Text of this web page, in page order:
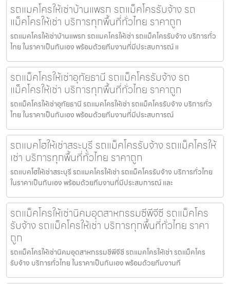
รถแมคโครให้เช่าบ้านแพรก รถแม็คโครรับจ้าง รถ
แม็คโครให้เช่า บริการทุกพื้นที่ทั่วไทย ราคาถูก
รถแมคโครให้เช่าบ้านแพรก รถแมคโครให้เช่า รถแม็คโครรับจ้าง บริการทั่ว
ไทย ในราคาเป็นกันเอง พร้อมด้วยทีมงานที่มีประสบการณ์ แ
รถแม็คโครให้เช่าอุทัยธานี รถแม็คโครรับจ้าง รถ
แม็คโครให้เช่า บริการทุกพื้นที่ทั่วไทย ราคาถูก
รถแม็คโครให้เช่าอุทัยธานี รถแมคโครให้เช่า รถแม็คโครรับจ้าง บริการทั่ว
ไทย ในราคาเป็นกันเอง พร้อมด้วยทีมงานที่มีประสบการณ์
รถแบคโฮให้เช่าสระบุรี รถแม็คโครรับจ้าง รถแม็คโครให้
เช่า บริการทุกพื้นที่ทั่วไทย ราคาถูก
รถแบคโฮให้เช่าสระบุรี รถแมคโครให้เช่า รถแม็คโครรับจ้าง บริการทั่วไทย
ในราคาเป็นกันเอง พร้อมด้วยทีมงานที่มีประสบการณ์ และ
รถแม็คโครให้เช่านิคมอุตสาหกรรมซีพีจีซี รถแม็คโคร
รับจ้าง รถแม็คโครให้เช่า บริการทุกพื้นที่ทั่วไทย ราคา
ถูก
รถแม็คโครให้เช่านิคมอุตสาหกรรมซีพีจีซี รถแมคโครให้เช่า รถแม็คโคร
รับจ้าง บริการทั่วไทย ในราคาเป็นกันเอง พร้อมด้วยทีมงานที